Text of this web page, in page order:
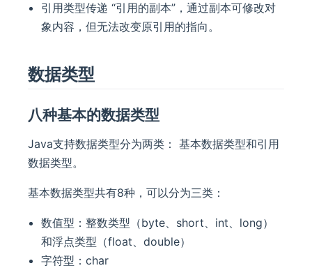
引用类型传递 “引用的副本”，通过副本可修改对
象内容，但无法改变原引用的指向。
数据类型
八种基本的数据类型
Java支持数据类型分为两类： 基本数据类型和引用
数据类型。
基本数据类型共有8种，可以分为三类：
数值型：整数类型（byte、short、int、long）
和浮点类型（float、double）
字符型：char